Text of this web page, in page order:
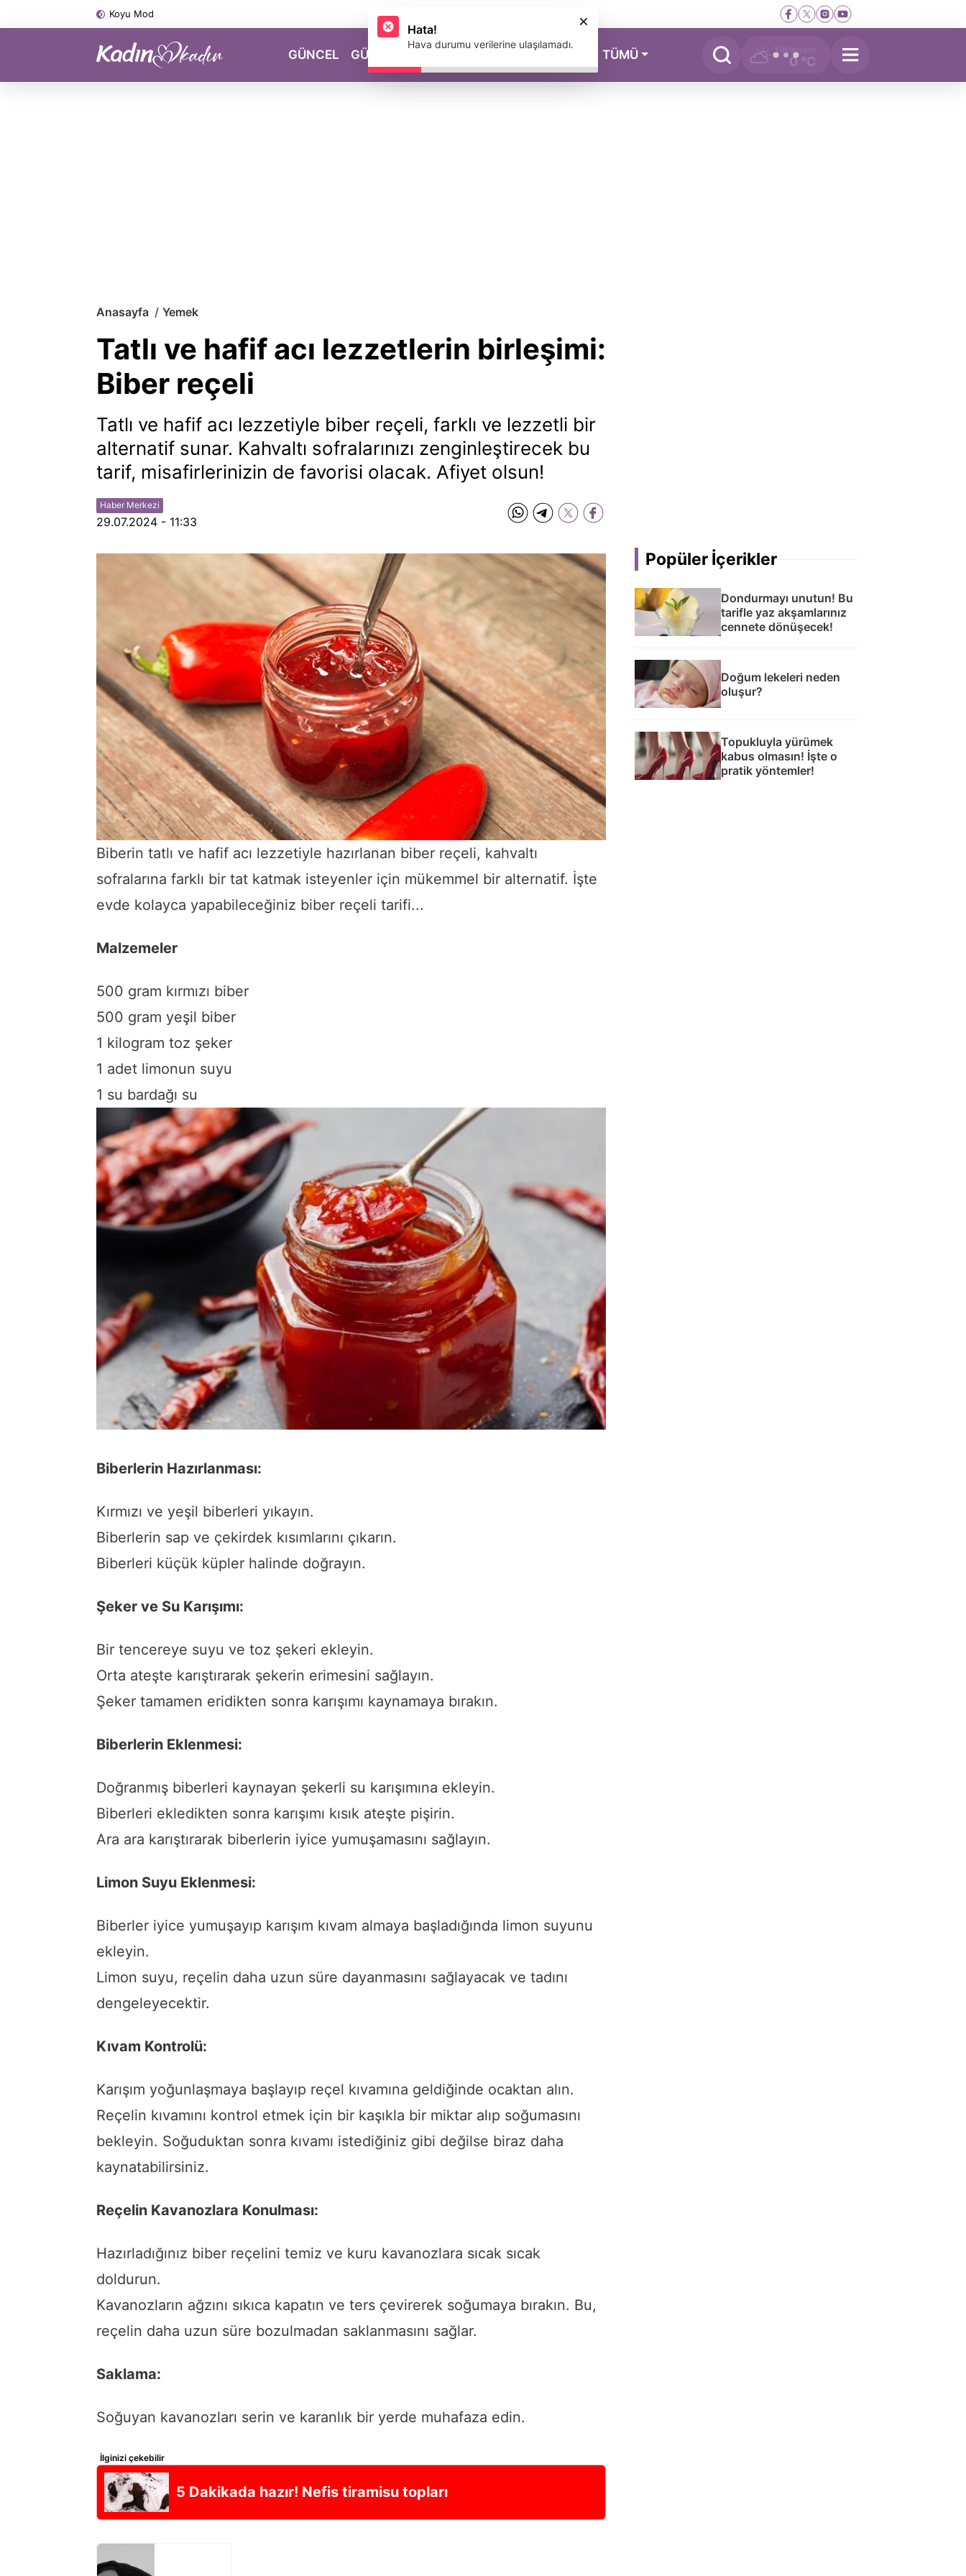
Koyu Mod
GÜNCEL GÜZELLİK MAGAZİN TÜMÜ Yükleniyor
0 °C
Anasayfa Yemek
Tatlı ve hafif acı lezzetlerin birleşimi:
Biber reçeli
Tatlı ve hafif acı lezzetiyle biber reçeli, farklı ve lezzetli bir
alternatif sunar. Kahvaltı sofralarınızı zenginleştirecek bu
tarif, misafirlerinizin de favorisi olacak. Afiyet olsun!
Haber Merkezi
29.07.2024 - 11:33
Biberin tatlı ve hafif acı lezzetiyle hazırlanan biber reçeli, kahvaltı
sofralarına farklı bir tat katmak isteyenler için mükemmel bir alternatif. İşte
evde kolayca yapabileceğiniz biber reçeli tarifi...
Malzemeler
500 gram kırmızı biber
500 gram yeşil biber
1 kilogram toz şeker
1 adet limonun suyu
1 su bardağı su
Biberlerin Hazırlanması:
Kırmızı ve yeşil biberleri yıkayın.
Biberlerin sap ve çekirdek kısımlarını çıkarın.
Biberleri küçük küpler halinde doğrayın.
Şeker ve Su Karışımı:
Bir tencereye suyu ve toz şekeri ekleyin.
Orta ateşte karıştırarak şekerin erimesini sağlayın.
Şeker tamamen eridikten sonra karışımı kaynamaya bırakın.
Biberlerin Eklenmesi:
Doğranmış biberleri kaynayan şekerli su karışımına ekleyin.
Biberleri ekledikten sonra karışımı kısık ateşte pişirin.
Ara ara karıştırarak biberlerin iyice yumuşamasını sağlayın.
Limon Suyu Eklenmesi:
Biberler iyice yumuşayıp karışım kıvam almaya başladığında limon suyunu
ekleyin.
Limon suyu, reçelin daha uzun süre dayanmasını sağlayacak ve tadını
dengeleyecektir.
Kıvam Kontrolü:
Karışım yoğunlaşmaya başlayıp reçel kıvamına geldiğinde ocaktan alın.
Reçelin kıvamını kontrol etmek için bir kaşıkla bir miktar alıp soğumasını
bekleyin. Soğuduktan sonra kıvamı istediğiniz gibi değilse biraz daha
kaynatabilirsiniz.
Reçelin Kavanozlara Konulması:
Hazırladığınız biber reçelini temiz ve kuru kavanozlara sıcak sıcak
doldurun.
Kavanozların ağzını sıkıca kapatın ve ters çevirerek soğumaya bırakın. Bu,
reçelin daha uzun süre bozulmadan saklanmasını sağlar.
Saklama:
Soğuyan kavanozları serin ve karanlık bir yerde muhafaza edin.
İlginizi çekebilir
5 Dakikada hazır! Nefis tiramisu topları
Popüler İçerikler
Dondurmayı unutun! Bu
tarifle yaz akşamlarınız
cennete dönüşecek!
Doğum lekeleri neden
oluşur?
Topukluyla yürümek
kabus olmasın! İşte o
pratik yöntemler!
Hata!
Hava durumu verilerine ulaşılamadı.